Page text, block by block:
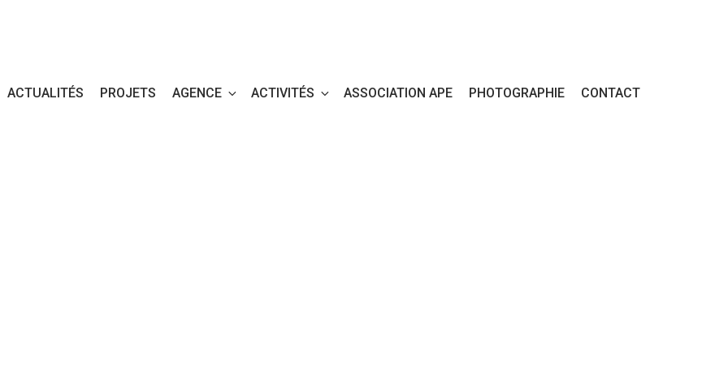
ACTUALITÉS PROJETS AGENCE ACTIVITÉS ASSOCIATION APE PHOTOGRAPHIE CONTACT